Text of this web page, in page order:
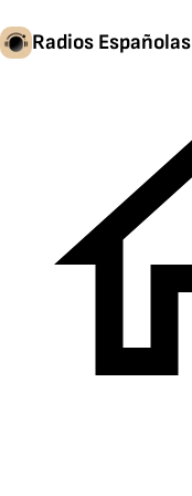
Radios Españolas